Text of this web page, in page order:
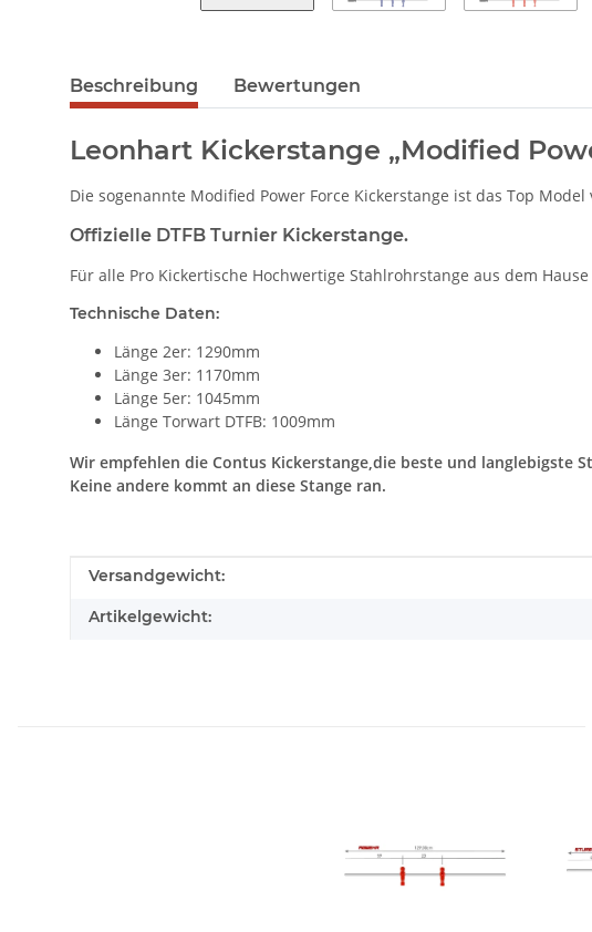
Beschreibung Bewertungen
Leonhart Kickerstange „Modified
Die sogenannte Modified Power Force Kickerstange ist das Top
Offizielle DTFB Turnier Kickerstange.
Für alle Pro Kickertische Hochwertige Stahlrohrstange aus dem
Technische Daten:
Länge 2er: 1290mm
Länge 3er: 1170mm
Länge 5er: 1045mm
Länge Torwart DTFB: 1009mm
Wir empfehlen die Contus Kickerstange,die beste und langlebigste
Keine andere kommt an diese Stange ran.
Produkteigenschaft
Wert
Versandgewicht:
Artikelgewicht: